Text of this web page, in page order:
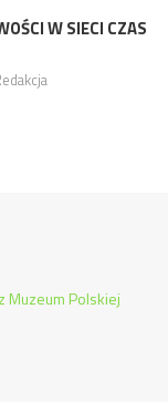
W SIECI CZAS